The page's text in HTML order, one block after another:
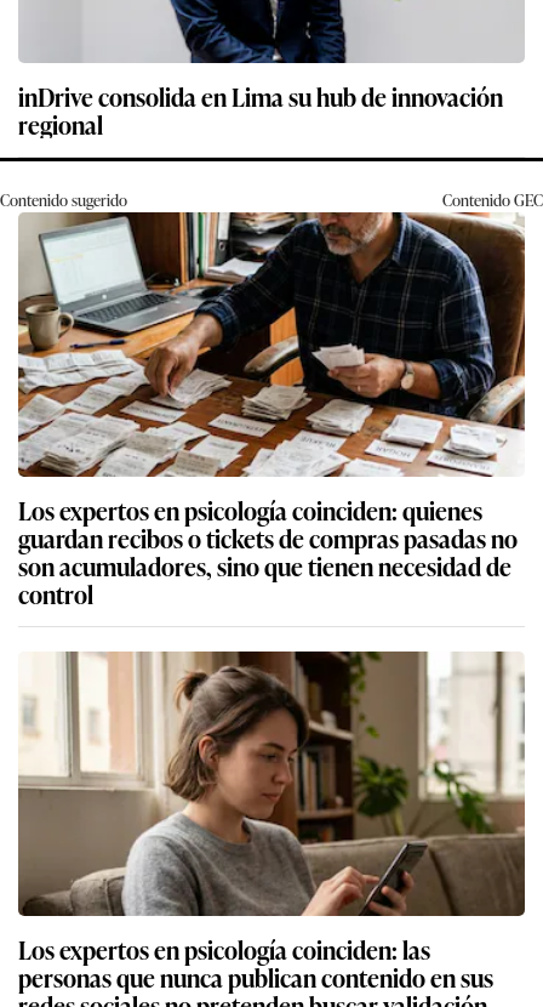
inDrive consolida en Lima su hub de innovación
regional
Contenido sugerido ContenidoGEC
Los expertos en psicología coinciden: quienes
guardan recibos o tickets de compras pasadas no
son acumuladores, sino que tienen necesidad de
control
Los expertos en psicología coinciden: las
personas que nunca publican contenido en sus